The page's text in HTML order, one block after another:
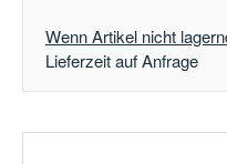
Wenn Artikel nicht
Lieferzeit auf Anfrage